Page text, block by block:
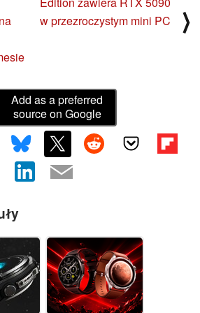
w przezroczystym mini PC
⟩
Add as a preferred
source on Google